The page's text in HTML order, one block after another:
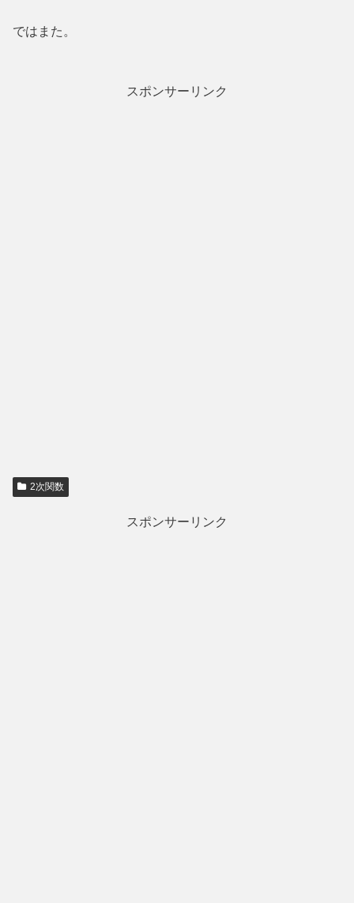
ではまた。
スポンサーリンク
2次関数
スポンサーリンク